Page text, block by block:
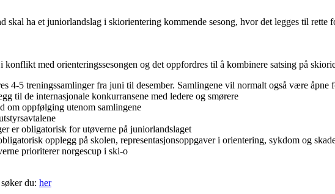
skal ha et juniorlandslag i skiorientering kommende sesong, hvor det legges til rette
med orienteringssesongen og det oppfordres til å kombinere satsing på
4-5 treningssamlinger fra juni til desember. Samlingene vil normalt også være åpne
til de internasjonale konkurransene med ledere og smørere
om oppfølging utenom samlingene
er obligatorisk for utøverne på juniorlandslaget
opplegg på skolen, representasjonsoppgaver i orientering, sykdom og
prioriterer norgescup i ski-o
du: her